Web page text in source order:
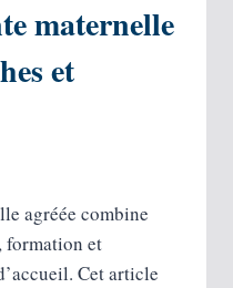
maternelle
et
agréée combine
formation et
Cet article